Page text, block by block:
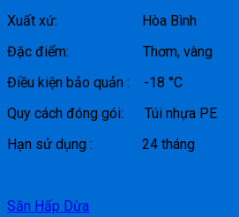
Xuất xứ: Hòa Bình
Đặc điểm: Thơm, vàng
Điều kiện bảo quản : -18 °C
Quy cách đóng gói: Túi nhựa PE
Hạn sử dụng : 24 tháng
Săn Hấp Dừa